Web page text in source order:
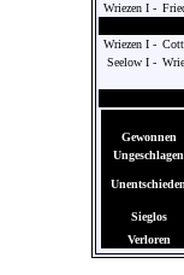
Wriezen I -
Wriezen I -
Seelow I -
Gewonnen
Ungeschlagen
Unentschieden
Sieglos
Verloren